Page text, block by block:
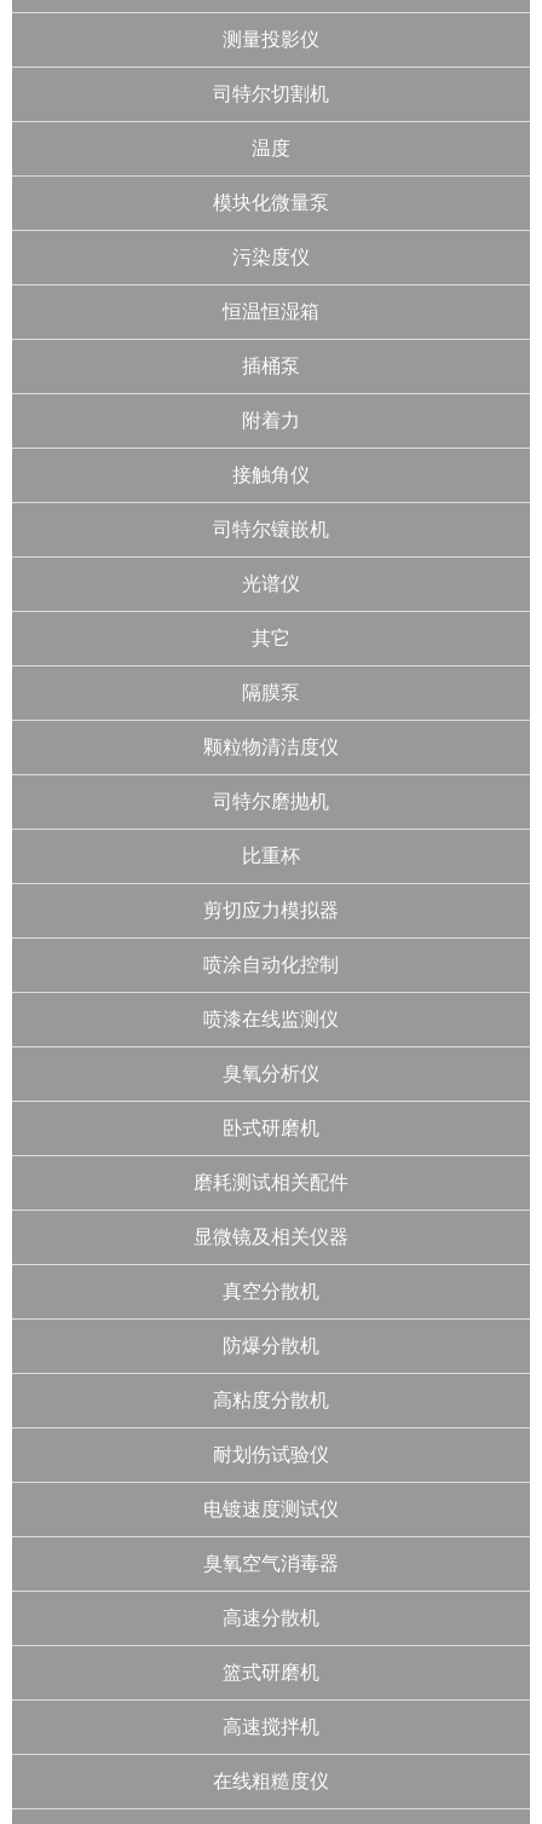
测量投影仪
司特尔切割机
温度
模块化微量泵
污染度仪
恒温恒湿箱
插桶泵
附着力
接触角仪
司特尔镶嵌机
光谱仪
其它
隔膜泵
颗粒物清洁度仪
司特尔磨抛机
比重杯
剪切应力模拟器
喷涂自动化控制
喷漆在线监测仪
臭氧分析仪
卧式研磨机
磨耗测试相关配件
显微镜及相关仪器
真空分散机
防爆分散机
高粘度分散机
耐划伤试验仪
电镀速度测试仪
臭氧空气消毒器
高速分散机
篮式研磨机
高速搅拌机
在线粗糙度仪